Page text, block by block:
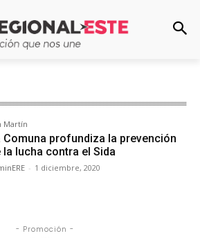
Martín
Comuna profundiza la prevención
la lucha contra el Sida
- 1 diciembre, 2020
- Promoción -